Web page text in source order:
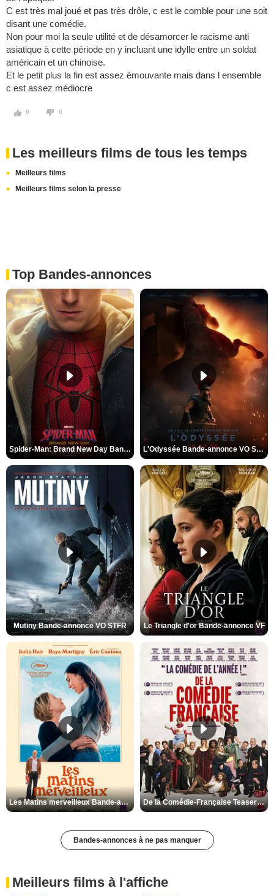
C est très mal joué et pas très drôle, c est le comble pour une soit
disant une comédie.
Non pour moi la seule utilité et de désamorcer le racisme anti
asiatique à cette période en y incluant une idylle entre un soldat
américain et un chinoise.
Et le petit plus la fin est assez émouvante mais dans l ensemble
c est assez médiocre
0 0
Les meilleurs films de tous les temps
Meilleurs films
Meilleurs films selon la presse
Top Bandes-annonces
Spider-Man: Brand New Day Bande-annonce VO STFR L'Odyssée Bande-annonce VO STFR
Mutiny Bande-annonce VO STFR Le Triangle d'or Bande-annonce VF
Les Matins merveilleux Bande-annonce VF De la Comédie-Française Teaser VF
Bandes-annonces à ne pas manquer
Meilleurs films à l'affiche